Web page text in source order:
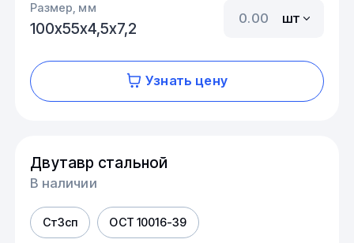
Размер, мм
100х55х4,5х7,2
шт
Узнать цену
Двутавр стальной
В наличии
Ст3сп ОСТ 10016-39